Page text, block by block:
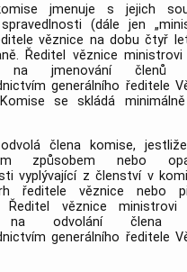
jmenuje s jejich
(dále jen
věznice na dobu čtyř
Ředitel věznice ministrovi
na jmenování členů
generálního ředitele
se skládá
člena komise,
způsobem nebo
vyplývající z členství v
ředitele věznice nebo
Ředitel věznice ministrovi
na odvolání člena
generálního ředitele